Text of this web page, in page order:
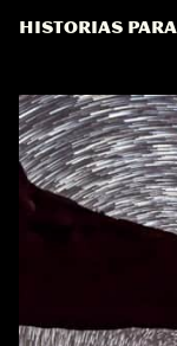
HISTORIAS